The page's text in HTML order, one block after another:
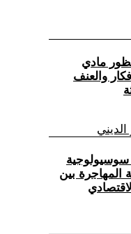
مادي
والعنف
سوسيولوجية
المهاجرة بين